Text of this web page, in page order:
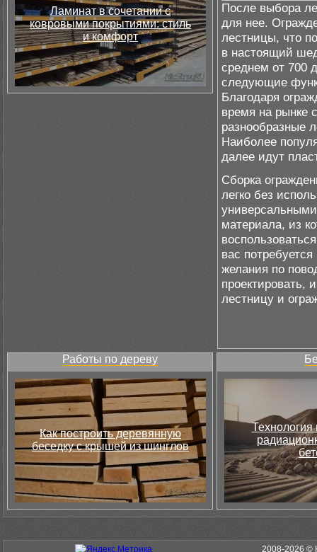
Ламинат в сочетании с
ковровыми покрытиями: стиль
и комфорт
После выбора
для нее.
лестницы, что
в настоящий
среднем от 700
следующие
Благодаря
время на рынке
разнообразные
Наиболее
далее идут
Сборка
легко без
материала, из
вас
желания по
проектировать,
лестницу и
Работы по дереву
Как построить деревянную
беседку с крышей из шинглов
Технология
2008-2026 ©